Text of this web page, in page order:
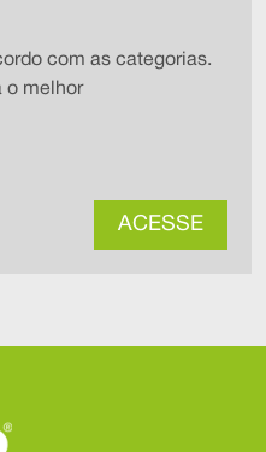
com as categorias.
o melhor
ACESSE